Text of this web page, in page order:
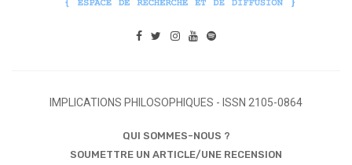
IMPLICATIONS PHILOSOPHIQUES - ISSN 2105-0864
QUI SOMMES-NOUS ?
SOUMETTRE UN ARTICLE/UNE RECENSION